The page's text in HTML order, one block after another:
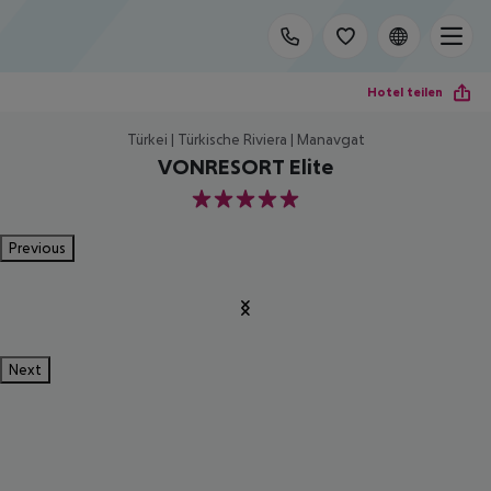
Hotel teilen
Türkei | Türkische Riviera | Manavgat
VONRESORT Elite
5
Previous
Next